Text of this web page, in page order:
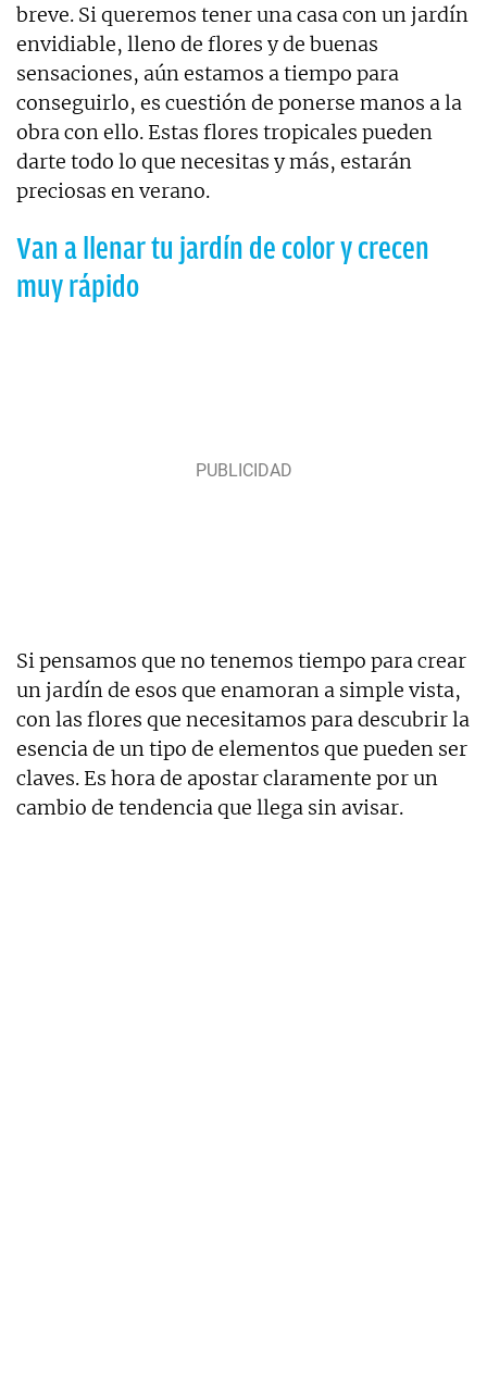
breve. Si queremos tener una casa con un jardín
envidiable, lleno de flores y de buenas
sensaciones, aún estamos a tiempo para
conseguirlo, es cuestión de ponerse manos a la
obra con ello. Estas flores tropicales pueden
darte todo lo que necesitas y más, estarán
preciosas en verano.
Van a llenar tu jardín de color y crecen
muy rápido
Si pensamos que no tenemos tiempo para crear
un jardín de esos que enamoran a simple vista,
con las flores que necesitamos para descubrir la
esencia de un tipo de elementos que pueden ser
claves. Es hora de apostar claramente por un
cambio de tendencia que llega sin avisar.